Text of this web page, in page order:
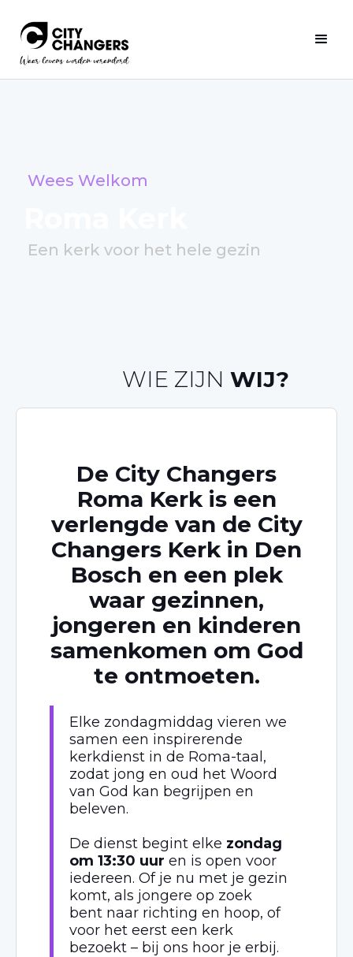
Wees Welkom
Een kerk voor het hele gezin
WIE ZIJN WIJ?
De City Changers
Roma Kerk is een
verlengde van de City
Changers Kerk in Den
Bosch en een plek
waar gezinnen,
jongeren en kinderen
samenkomen om God
te ontmoeten.
Elke zondagmiddag vieren we
samen een inspirerende
kerkdienst in de Roma-taal,
zodat jong en oud het Woord
van God kan begrijpen en
beleven.
De dienst begint elke zondag
om 13:30 uur en is open voor
iedereen. Of je nu met je gezin
komt, als jongere op zoek
bent naar richting en hoop, of
voor het eerst een kerk
bezoekt – bij ons hoor je erbij.